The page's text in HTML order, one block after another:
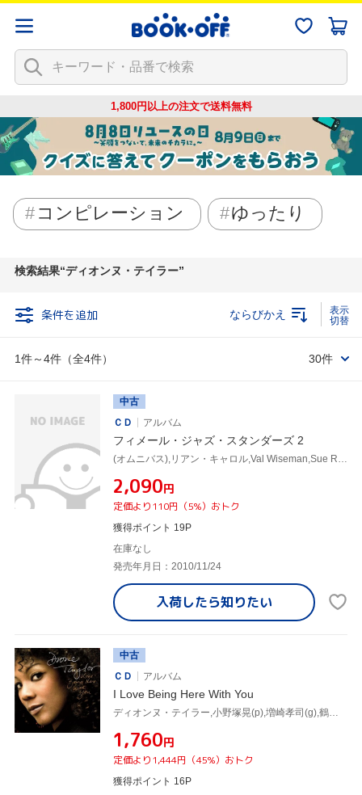
1,800円以上の注文で送料無料
コンピレーション ゆったり
検索結果 ディオンヌ・テイラー
条件を追加
1件～4件（全4件）
ならびかえ
30件
中古
ＣＤ
アルバム
フィメール・ジャズ・スタンダーズ 2
¥2,090円
定価より110円（5%）おトク
獲得ポイント 19P
在庫なし
発売年月日：2010/11/24
入荷したら知りたい
中古
ＣＤ
アルバム
I Love Being Here With You
ディオンヌ・テイラー,小野塚晃(p),増崎孝司(g),鶴谷智生(ds),Sandy Mamane(b),デンザル・シンクレア,ダグ・ライリー(p),ジム・ヴィヴィアン(b)
¥1,760円
定価より1,444円（45%）おトク
獲得ポイント 16P